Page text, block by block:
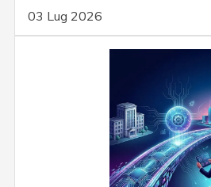
03 Lug 2026